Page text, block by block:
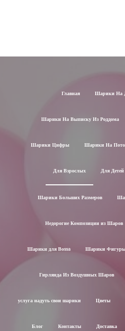
Главная Шарики На
Шарики На Выписку Из Роддома
Шарики Цифры Шарики На
Для Взрослых Для Детей
Шарики Больших Размеров
Недорогие Композиции из Шаров
Шарики для Воssa Шарики
Гирлянда Из Воздушных Шаров
услуга надуть свои шарики Цветы
Блог Контакты Доставка